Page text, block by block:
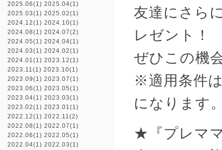
友達にさら
レゼント！
ぜひこの機
※適用条件
になります
★『プレマ
2025.06(1) 2025.04(1)
2025.03(1) 2025.02(1)
2024.12(1) 2024.10(1)
2024.08(1) 2024.07(2)
2024.05(1) 2024.04(1)
2024.03(1) 2024.02(1)
2024.01(1) 2023.12(1)
2023.11(1) 2023.10(1)
2023.09(1) 2023.07(1)
2023.06(1) 2023.05(1)
2023.04(1) 2023.03(1)
2023.02(1) 2023.01(1)
2022.12(1) 2022.11(2)
2022.08(1) 2022.07(1)
2022.06(1) 2022.05(1)
2022.04(1) 2022.03(1)